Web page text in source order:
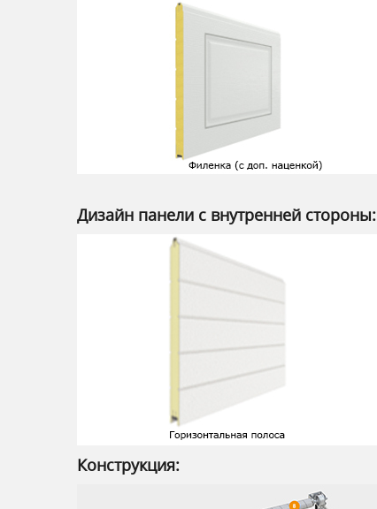
Дизайн панели с внутренней стороны:
Конструкция: